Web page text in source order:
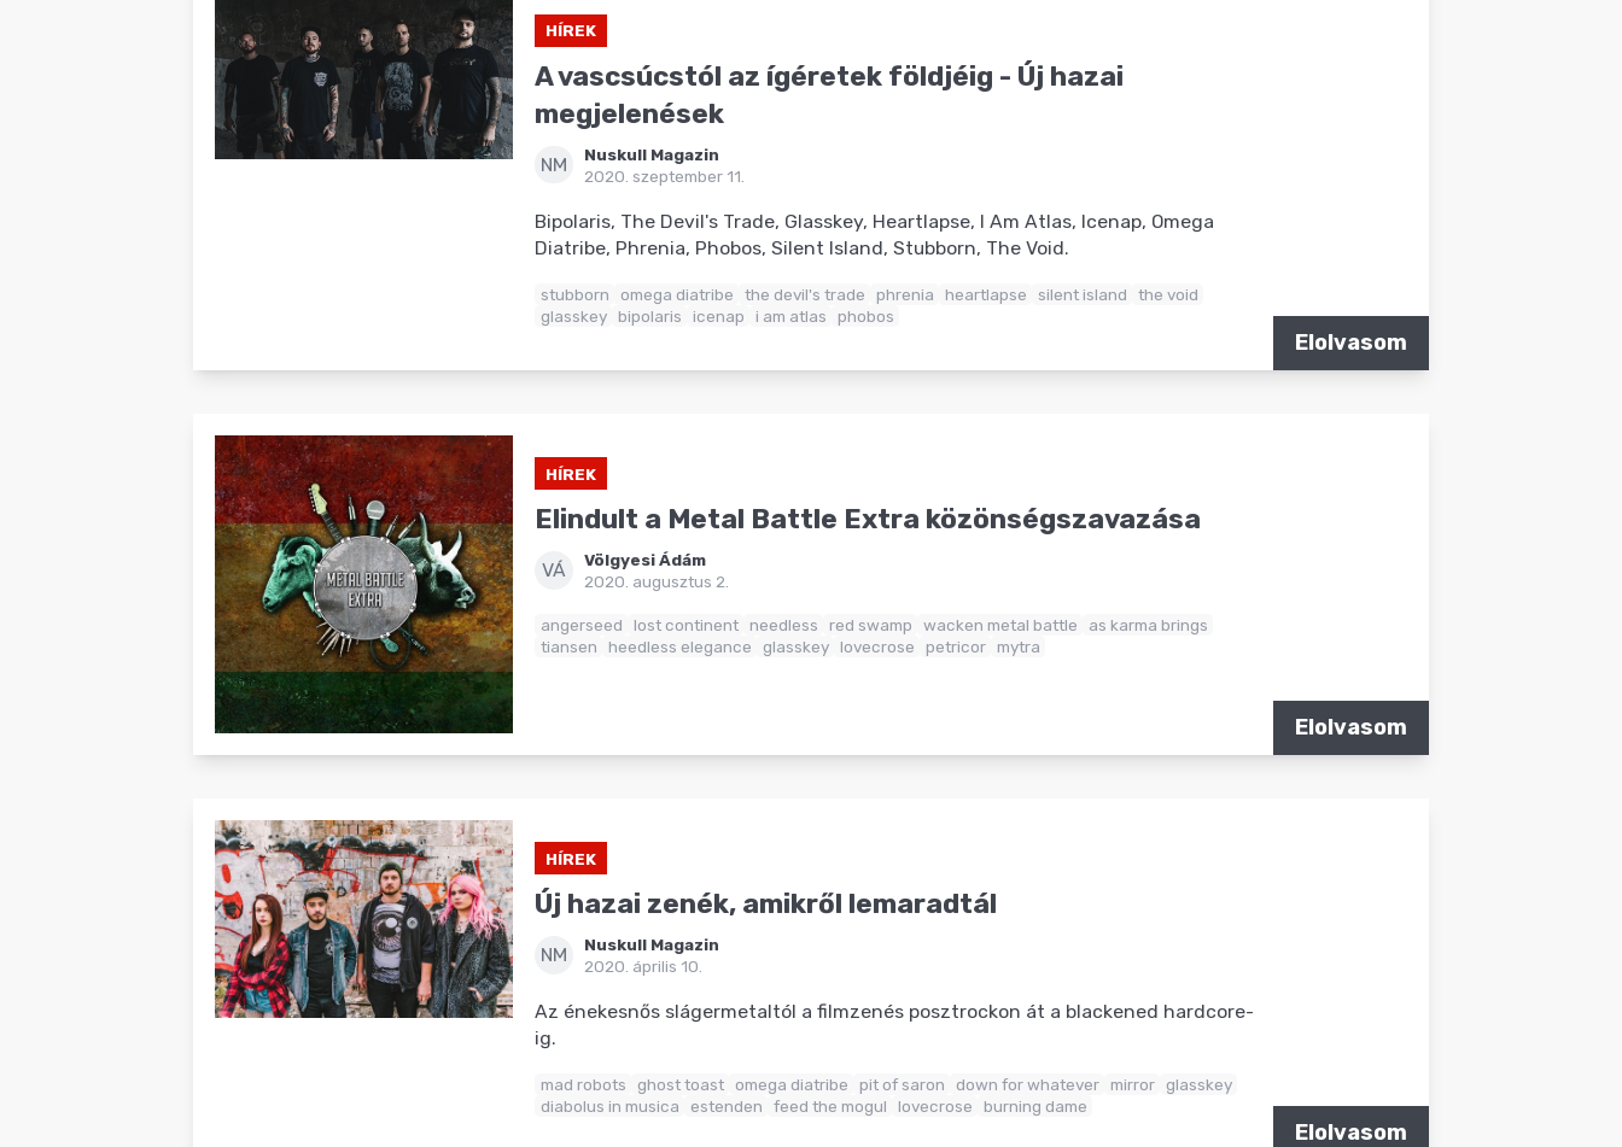
HÍREK
A vascsúcstól az ígéretek földjéig - Új hazai
megjelenések
NM
Nuskull Magazin
2020. szeptember 11.
Bipolaris, The Devil's Trade, Glasskey, Heartlapse, I Am Atlas, Icenap, Omega
Diatribe, Phrenia, Phobos, Silent Island, Stubborn, The Void.
stubborn omega diatribe the devil's trade phrenia heartlapse silent island
the void
glasskey bipolaris icenap i am atlas phobos
Elolvasom
HÍREK
Elindult a Metal Battle Extra közönségszavazása
VÁ
Völgyesi Ádám
2020. augusztus 2.
angerseed lost continent needless red swamp wacken metal battle
as karma brings
tiansen
heedless elegance glasskey lovecrose petricor mytra
Elolvasom
HÍREK
Új hazai zenék, amikről lemaradtál
NM
Nuskull Magazin
2020. április 10.
Az énekesnős slágermetaltól a filmzenés posztrockon át a blackened hardcore-
ig.
mad robots ghost toast omega diatribe pit of saron down for whatever mirror
glasskey
diabolus in musica
estenden feed the mogul lovecrose burning dame
Elolvasom